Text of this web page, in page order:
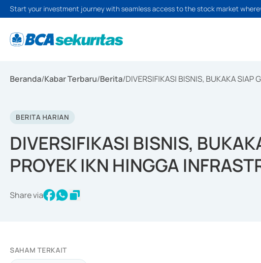
Start your investment journey with seamless access to the stock market
Beranda/Kabar Terbaru/Berita/DIVERSIFIKASI BISNIS, BUKAKA SIAP
BERITA HARIAN
DIVERSIFIKASI BISNIS,
PROYEK IKN HINGGA
Share via
SAHAM TERKAIT